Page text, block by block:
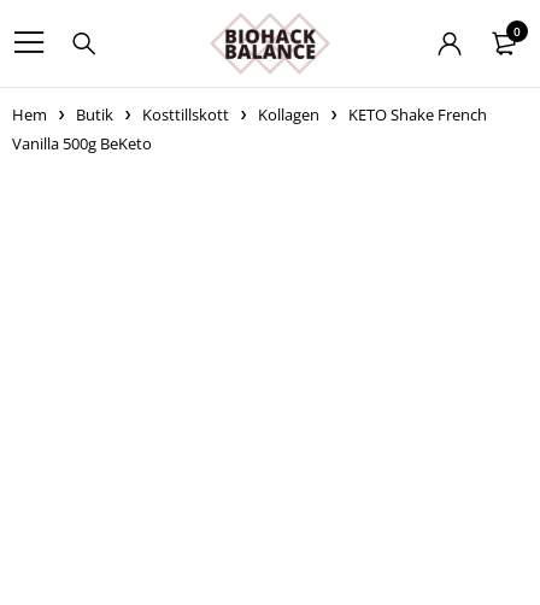
0
Hem Butik Kosttillskott Kollagen
KETO Shake French
Vanilla 500g BeKeto